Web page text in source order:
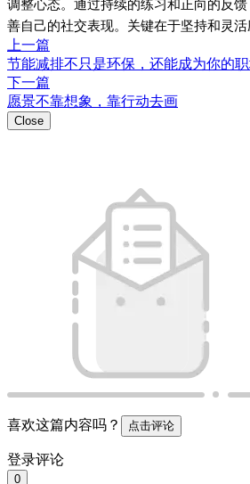
喜欢这篇内容吗？ 点击评论
登录评论
0
0
微信扫码分享观看
插入小程序链接 [查看教程]
插入
插入
Emoji表情